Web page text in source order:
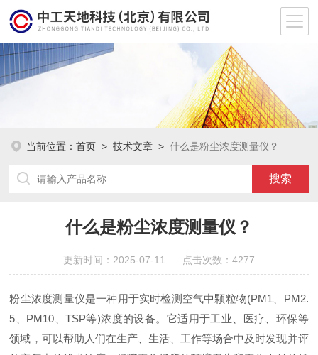
当前位置：首页 >技术文章 >什么是粉尘浓度测量仪？
什么是粉尘浓度测量仪？
更新时间：2025-07-11 点击次数：4277
粉尘浓度测量仪是一种用于实时检测空气中颗粒物(PM1、PM2.
5、PM10、TSP等)浓度的设备。它适用于工业、医疗、环保等
领域，可以帮助人们在生产、生活、工作等场合中及时发现并评